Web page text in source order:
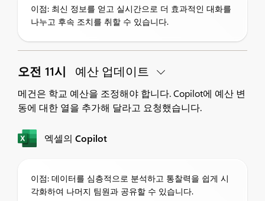
이점: 최신 정보를 얻고 실시간으로 더 효과적인 대화를
나누고 후속 조치를 취할 수 있습니다.
오전 11시 예산 업데이트
메건은 학교 예산을 조정해야 합니다. Copilot에 예산 변
동에 대한 열을 추가해 달라고 요청했습니다.
엑셀의 Copilot
이점: 데이터를 심층적으로 분석하고 통찰력을 쉽게 시
각화하여 나머지 팀원과 공유할 수 있습니다.